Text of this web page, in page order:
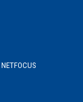
NETFOCUS